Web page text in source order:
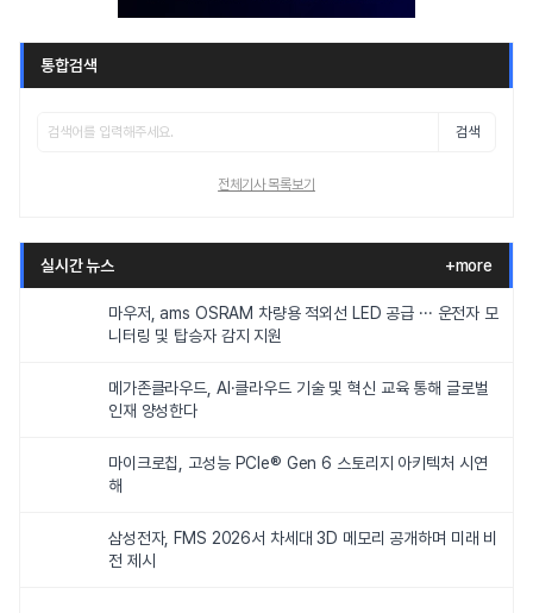
통합검색
검색
전체기사 목록보기
실시간 뉴스 +more
마우저, ams OSRAM 차량용 적외선 LED 공급 ··· 운전자 모
니터링 및 탑승자 감지 지원
메가존클라우드, AI·클라우드 기술 및 혁신 교육 통해 글로벌
인재 양성한다
마이크로칩, 고성능 PCIe® Gen 6 스토리지 아키텍처 시연
해
삼성전자, FMS 2026서 차세대 3D 메모리 공개하며 미래 비
전 제시